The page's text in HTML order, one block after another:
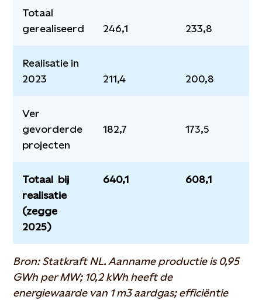
Totaal
gerealiseerd
246,1 233,8
Realisatie in
2023
211,4 200,8
Ver
gevorderde
projecten
182,7 173,5
Totaal bij
realisatie
(zegge
2025)
640,1 608,1
Bron: Statkraft NL. Aanname productie is 0,95
GWh per MW; 10,2 kWh heeft de
energiewaarde van 1 m3 aardgas; efficiëntie